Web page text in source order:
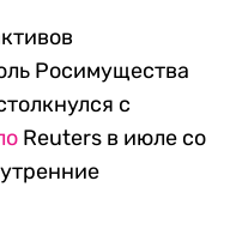
Росимущества
с
Reuters в июле со